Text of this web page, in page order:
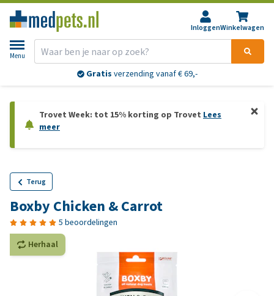
InloggenWinkelwagen
Menu
Gratis verzending vanaf € 69,-
Trovet Week: tot 15% korting op Trovet Lees
meer
Terug
Boxby Chicken & Carrot
5 beoordelingen
Herhaal